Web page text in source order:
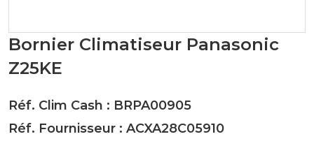
Bornier Climatiseur Panasonic
Z25KE
Réf. Clim Cash : BRPA00905
Réf. Fournisseur : ACXA28C05910